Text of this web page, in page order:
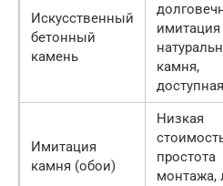
Искусственный
бетонный
камень
имитация
камня,
Имитация
камня (обои)
Низкая
простота
монтажа,